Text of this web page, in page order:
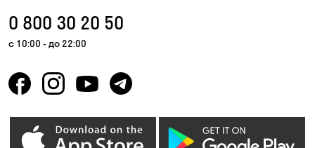
0 800 30 20 50
с 10:00 - до 22:00